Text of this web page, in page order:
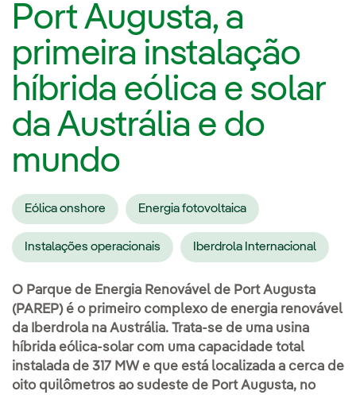
Port Augusta, a
primeira instalação
híbrida eólica e solar
da Austrália e do
mundo
Eólica onshore Energia fotovoltaica
Instalações operacionais Iberdrola Internacional
O Parque de Energia Renovável de Port Augusta
(PAREP) é o primeiro complexo de energia renovável
da Iberdrola na Austrália. Trata-se de uma usina
híbrida eólica-solar com uma capacidade total
instalada de 317 MW e que está localizada a cerca de
oito quilômetros ao sudeste de Port Augusta, no